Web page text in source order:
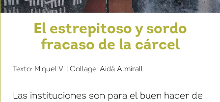
El estrepitoso y sordo
fracaso de la cárcel
Texto: Miquel V. | Collage: Aidà Almirall
Las instituciones son para el buen hacer de